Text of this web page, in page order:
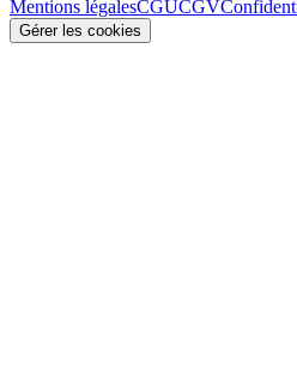
Mentions légalesCGUCGV
Gérer les cookies